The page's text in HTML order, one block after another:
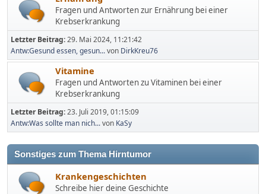
Fragen und Antworten zur Ernährung bei einer
Krebserkrankung
Letzter Beitrag:29. Mai 2024, 11:21:42
Antw:Gesund essen, gesun...von DirkKreu76
Vitamine
Fragen und Antworten zu Vitaminen bei einer
Krebserkrankung
Letzter Beitrag:23. Juli 2019, 01:15:09
Antw:Was sollte man nich...von KaSy
Sonstiges zum Thema Hirntumor
Krankengeschichten
Schreibe hier deine Geschichte